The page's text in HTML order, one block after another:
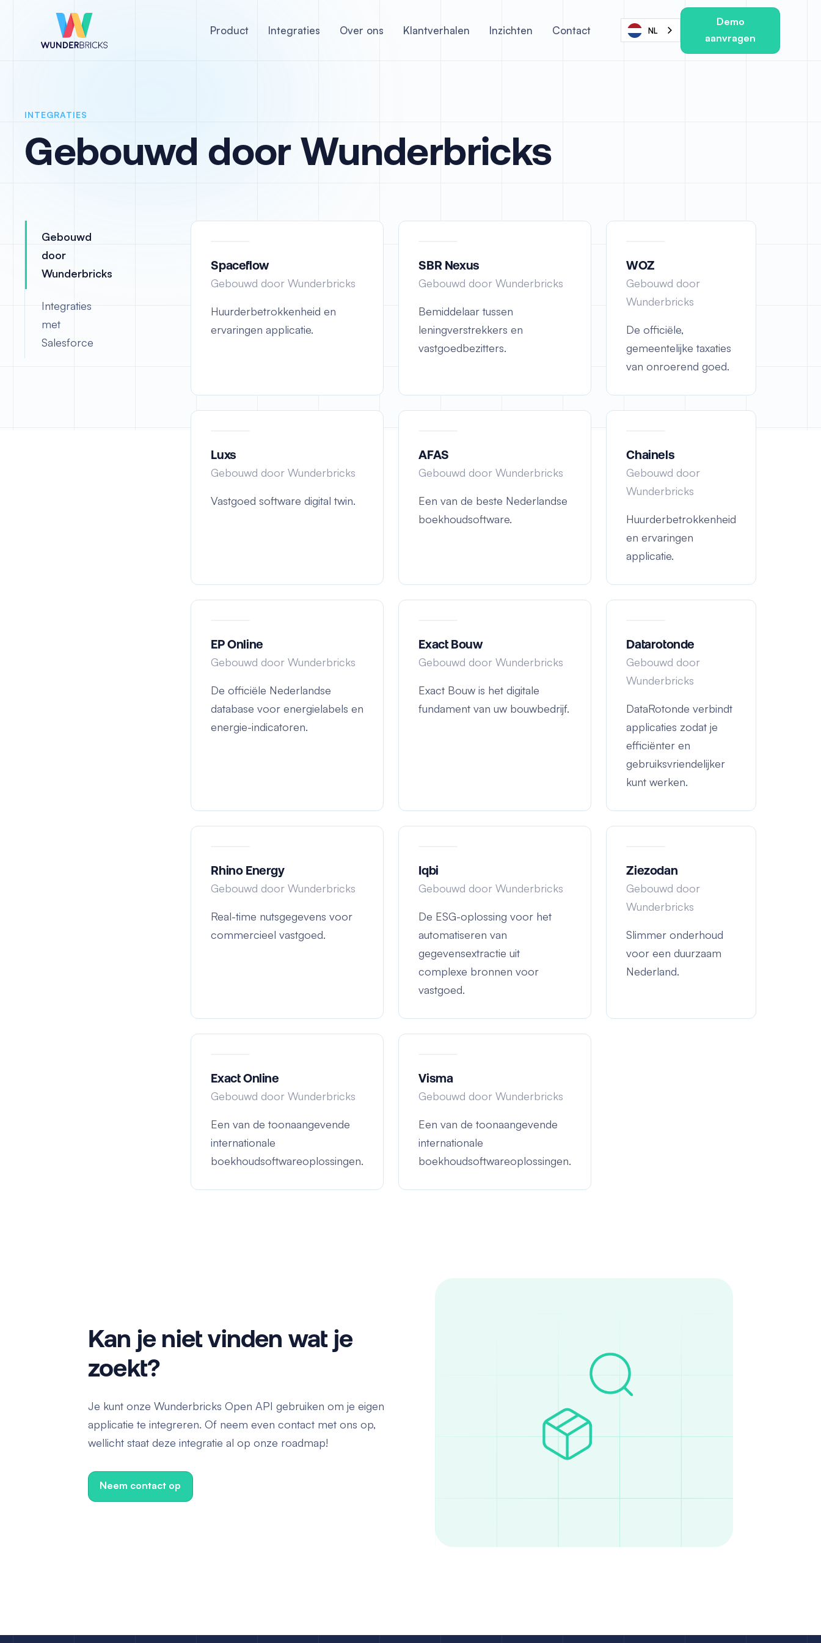
Product Integraties Over ons Klantverhalen Inzichten Contact NL
Demo
aanvragen
INTEGRATIES
Gebouwd door Wunderbricks
Gebouwd
door
Wunderbricks
Integraties
met
Salesforce
Spaceflow
Gebouwd door Wunderbricks
Huurderbetrokkenheid en
ervaringen applicatie.
SBR Nexus
Gebouwd door Wunderbricks
Bemiddelaar tussen
leningverstrekkers en
vastgoedbezitters.
WOZ
Gebouwd door
Wunderbricks
De officiële,
gemeentelijke taxaties
van onroerend goed.
Luxs
Gebouwd door Wunderbricks
Vastgoed software digital twin.
AFAS
Gebouwd door Wunderbricks
Een van de beste Nederlandse
boekhoudsoftware.
Chainels
Gebouwd door
Wunderbricks
Huurderbetrokkenheid
en ervaringen
applicatie.
EP Online
Gebouwd door Wunderbricks
De officiële Nederlandse
database voor energielabels en
energie-indicatoren.
Exact Bouw
Gebouwd door Wunderbricks
Exact Bouw is het digitale
fundament van uw bouwbedrijf.
Datarotonde
Gebouwd door
Wunderbricks
DataRotonde verbindt
applicaties zodat je
efficiënter en
gebruiksvriendelijker
kunt werken.
Rhino Energy
Gebouwd door Wunderbricks
Real-time nutsgegevens voor
commercieel vastgoed.
Iqbi
Gebouwd door Wunderbricks
De ESG-oplossing voor het
automatiseren van
gegevensextractie uit
complexe bronnen voor
vastgoed.
Ziezodan
Gebouwd door
Wunderbricks
Slimmer onderhoud
voor een duurzaam
Nederland.
Exact Online
Gebouwd door Wunderbricks
Een van de toonaangevende
internationale
boekhoudsoftwareoplossingen.
Visma
Gebouwd door Wunderbricks
Een van de toonaangevende
internationale
boekhoudsoftwareoplossingen.
Kan je niet vinden wat je
zoekt?
Je kunt onze Wunderbricks Open API gebruiken om je eigen
applicatie te integreren. Of neem even contact met ons op,
wellicht staat deze integratie al op onze roadmap!
Neem contact op